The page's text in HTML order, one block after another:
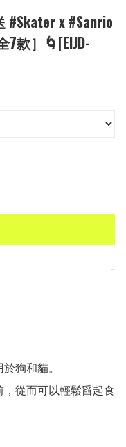
#Skater x #Sanrio
款］🌀[EIJD-
−
狗和貓。
從而可以輕鬆舀起食